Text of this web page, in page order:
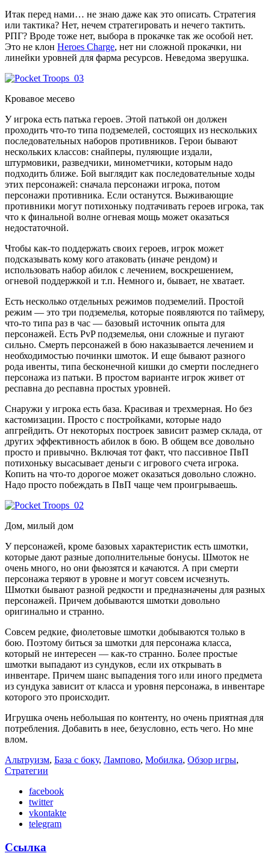
Итак перед нами… не знаю даже как это описать. Стратегия
или тактика? Нет, нечем стратегировать и нечего тактить.
РПГ? Вроде тоже нет, выбора в прокачке так же особой нет.
Это не клон Heroes Charge, нет ни сложной прокачки, ни
линейки уровней для фарма ресурсов. Неведома зверушка.
Кровавое месево
У игрока есть патька героев. Этой патькой он должен
проходить что-то типа подземелей, состоящих из нескольких
последовательных наборов противников. Герои бывают
нескольких классов: снайперы, пуляющие издали,
штурмовики, разведчики, минометчики, которым надо
подходить ближе. Бой выглядит как последовательные ходы
этих персонажей: сначала персонажи игрока, потом
персонажи противника. Если останутся. Выживающие
противники могут потихоньку подтачивать героев игрока, так
что к финальной волне огневая мощь может оказаться
недостаточной.
Чтобы как-то поддержать своих героев, игрок может
подсказывать кому кого атаковать (иначе рендом) и
использовать набор абилок с лечением, воскрешением,
огневой поддержкой и т.п. Немного и, бывает, не хватает.
Есть несколько отдельных режимов подземелий. Простой
режим — это три подземелья, которые появляются по таймеру,
что-то типа раз в час — базовый источник опыта для
персонажей. Есть PvP подземелья, они сложные и пугают
сильно. Смерть персонажей в бою наказывается лечением и
необходимостью починки шмоток. И еще бывают разного
рода ивенты, типа бесконечной кишки до смерти последнего
персонажа из патьки. В простом варианте игрок живет от
респавна до респавна простых уровней.
Снаружи у игрока есть база. Красивая и трехмерная. Но без
кастомизации. Просто с постройками, которые надо
апгрейдить. От некоторых построек зависит размер склада, от
других эффективность абилок в бою. В общем все довольно
просто и привычно. Включая тот факт, что пассивное ПвП
потихоньку высасывает деньги с игрового счета игрока.
Копить на что-то дорогое может оказаться довольно сложно.
Надо просто побеждать в ПвП чаще чем проигрываешь.
Дом, милый дом
У персонажей, кроме базовых характеристик есть шмотки,
которые дают разные дополнительные бонусы. Шмоток не
очень много, но они фьюзятся и качаются. А при смерти
персонажа теряют в уровне и могут совсем исчезнуть.
Шмотки бывают разной редкости и предназначены для разных
персонажей. Причем добываются шмотки довольно
оригинально и странно.
Совсем редкие, фиолетовые шмотки добываются только в
бою. Поэтому биться за шмотки для персонажа класса,
который не интересен — как-то странно. Более простые
шмотки выпадают из сундуков, если их открывать в
инвентаре. Причем шанс выпадения того или иного предмета
из сундука зависит от класса и уровня персонажа, в инвентаре
которого это происходит.
Игрушка очень небольшая по контенту, но очень приятная для
потребления. Добавить в нее, безусловно, есть чего. Но мне
влом.
Альтруизм, База с боку, Лампово, Мобилка, Обзор игры,
Стратегии
facebook
twitter
vkontakte
telegram
Ссылка